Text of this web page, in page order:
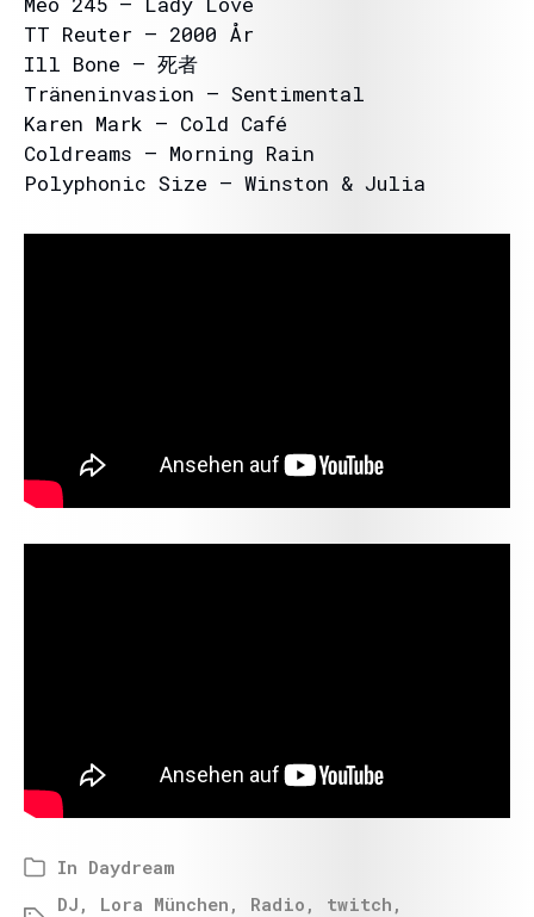
TT Reuter – 2000 År
Ill Bone – 死者
Träneninvasion – Sentimental
Karen Mark – Cold Café
Coldreams – Morning Rain
Polyphonic Size – Winston & Julia
In Daydream
DJ , Lora München , Radio , twitch ,